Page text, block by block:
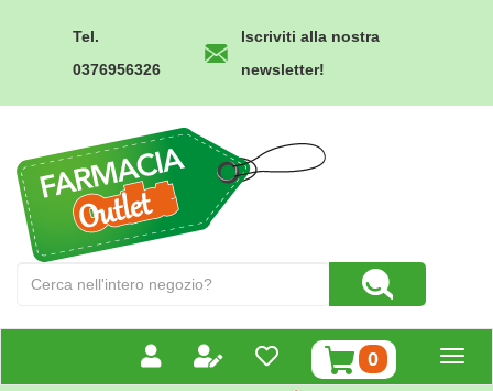
Tel.
0376956326
Iscriviti alla nostra
newsletter!
Outlet
Prodotto
Cerca Prodotto
0prodotti
inseriti